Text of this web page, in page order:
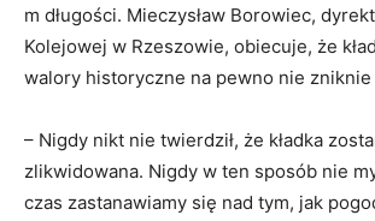
m długości. Mieczysław Borowiec,
Kolejowej w Rzeszowie, obiecuje, że
walory historyczne na pewno nie zniknie
– Nigdy nikt nie twierdził, że kładka
zlikwidowana. Nigdy w ten sposób nie
czas zastanawiamy się nad tym, jak